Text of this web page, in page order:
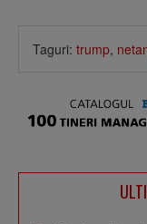
Taguri: trump,